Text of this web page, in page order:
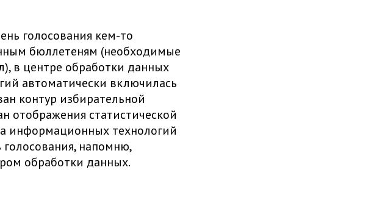
голосования кем-то
бюллетеням (необходимые
в центре обработки данных
автоматически включилась
контур избирательной
отображения статистической
информационных технологий
напомню,
обработки данных.